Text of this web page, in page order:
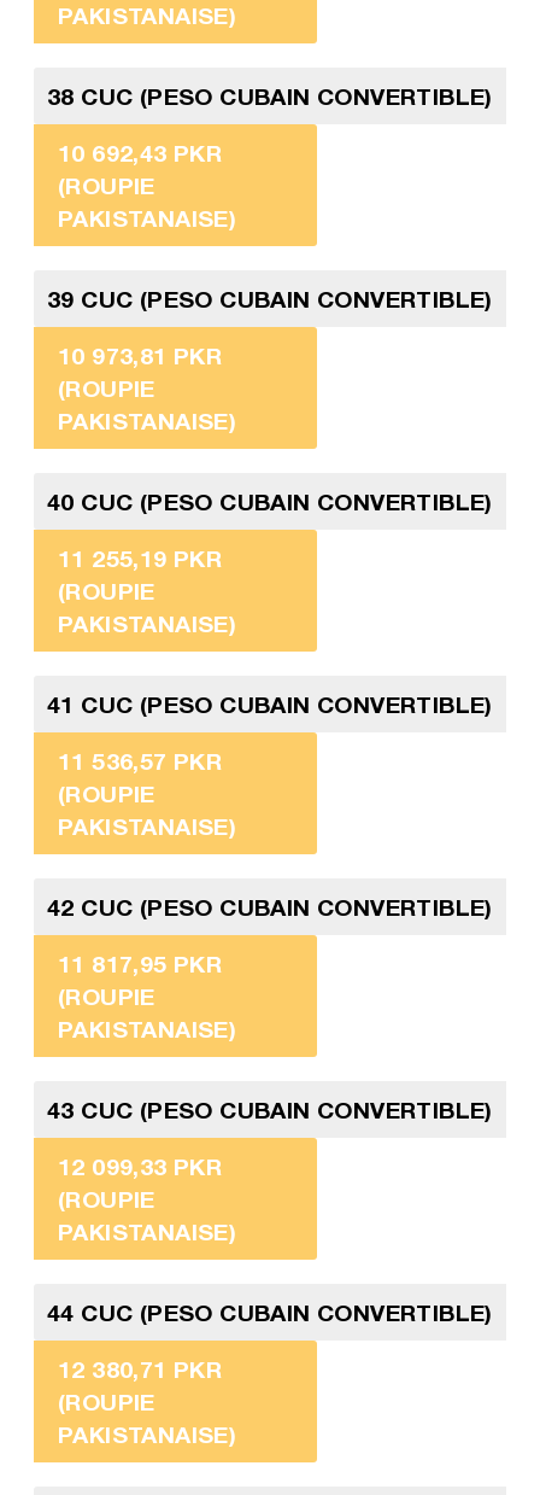
PAKISTANAISE)
38 CUC (PESO CUBAIN CONVERTIBLE)
10 692,43 PKR
(ROUPIE
PAKISTANAISE)
39 CUC (PESO CUBAIN CONVERTIBLE)
10 973,81 PKR
(ROUPIE
PAKISTANAISE)
40 CUC (PESO CUBAIN CONVERTIBLE)
11 255,19 PKR
(ROUPIE
PAKISTANAISE)
41 CUC (PESO CUBAIN CONVERTIBLE)
11 536,57 PKR
(ROUPIE
PAKISTANAISE)
42 CUC (PESO CUBAIN CONVERTIBLE)
11 817,95 PKR
(ROUPIE
PAKISTANAISE)
43 CUC (PESO CUBAIN CONVERTIBLE)
12 099,33 PKR
(ROUPIE
PAKISTANAISE)
44 CUC (PESO CUBAIN CONVERTIBLE)
12 380,71 PKR
(ROUPIE
PAKISTANAISE)